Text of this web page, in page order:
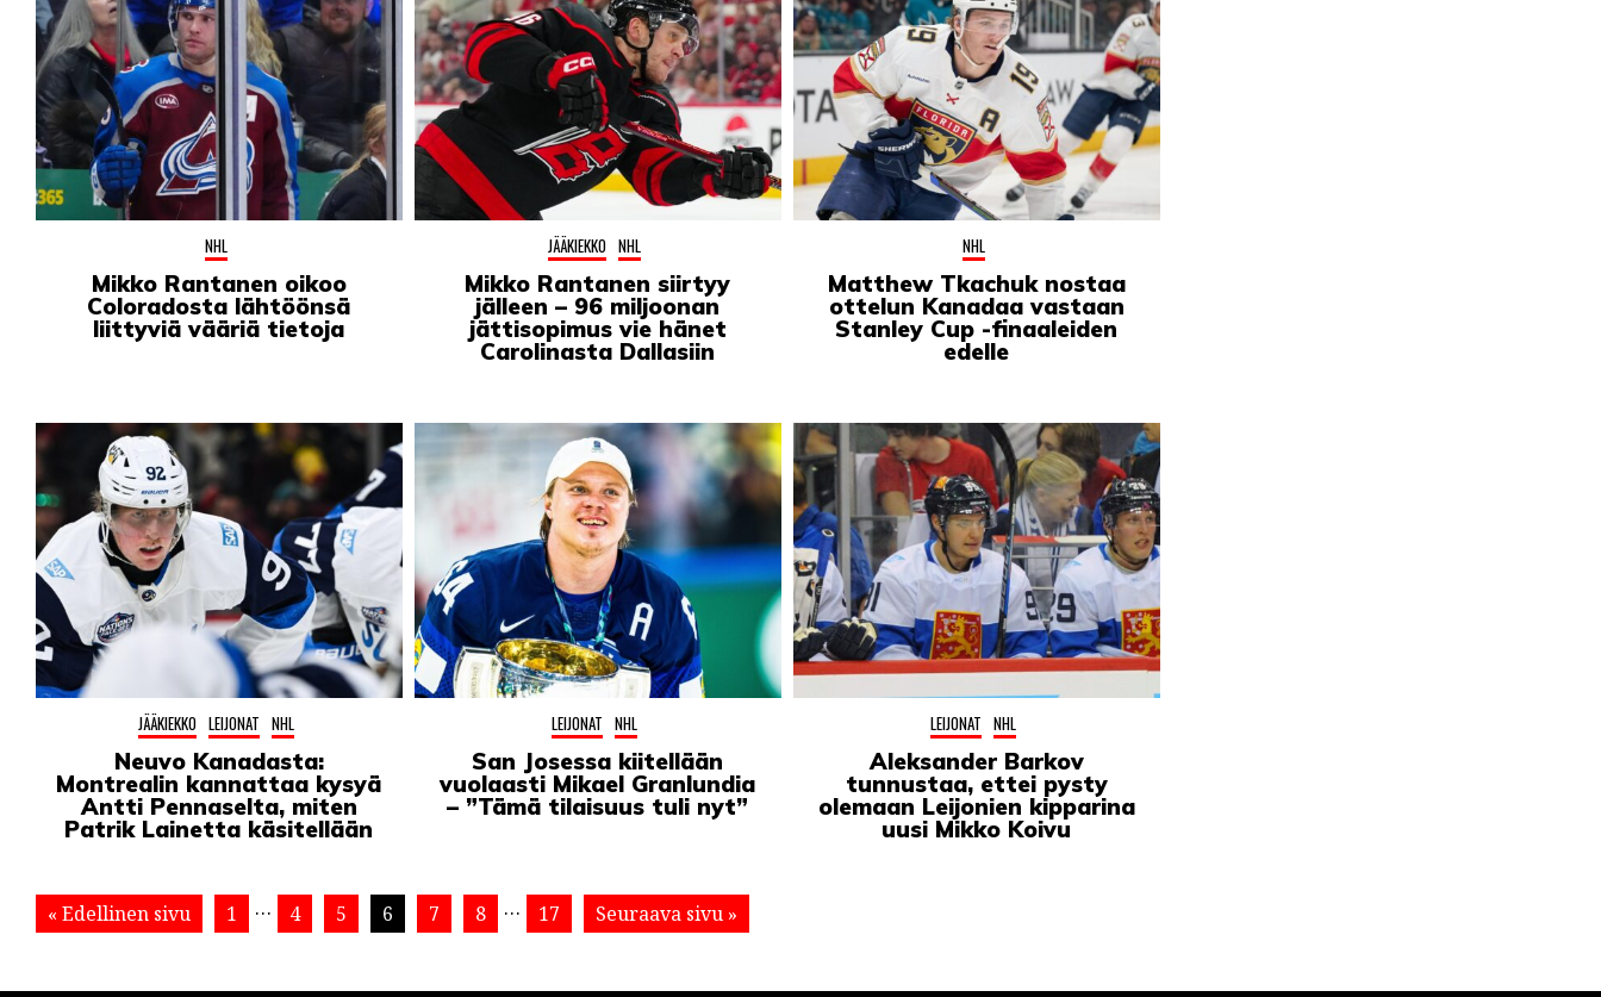
NHL
Mikko Rantanen oikoo
Coloradosta lähtöönsä
liittyviä vääriä tietoja
JÄÄKIEKKO NHL
Mikko Rantanen siirtyy
jälleen – 96 miljoonan
jättisopimus vie hänet
Carolinasta Dallasiin
NHL
Matthew Tkachuk nostaa
ottelun Kanadaa vastaan
Stanley Cup -finaaleiden
edelle
JÄÄKIEKKO LEIJONAT NHL
Neuvo Kanadasta:
Montrealin kannattaa kysyä
Antti Pennaselta, miten
Patrik Lainetta käsitellään
LEIJONAT NHL
San Josessa kiitellään
vuolaasti Mikael Granlundia
– ”Tämä tilaisuus tuli nyt”
LEIJONAT NHL
Aleksander Barkov
tunnustaa, ettei pysty
olemaan Leijonien kipparina
uusi Mikko Koivu
« Edellinen sivu 1 … 4 5 6 7 8 … 17 Seuraava sivu »